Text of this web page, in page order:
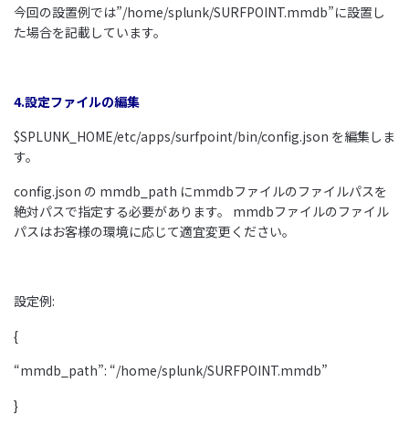
今回の設置例では”/home/splunk/SURFPOINT.mmdb”に設置し
た場合を記載しています。
4.設定ファイルの編集
$SPLUNK_HOME/etc/apps/surfpoint/bin/config.json を編集しま
す。
config.json の mmdb_path にmmdbファイルのファイルパスを
絶対パスで指定する必要があります。 mmdbファイルのファイル
パスはお客様の環境に応じて適宜変更ください。
設定例:
{
“mmdb_path”: “/home/splunk/SURFPOINT.mmdb”
}